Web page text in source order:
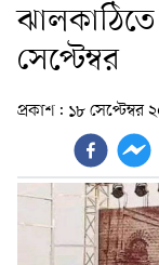
সেপ্টেম্বর
প্রকাশ: ১৮